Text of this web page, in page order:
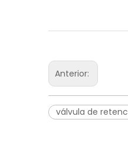
Anterior:
válvula de